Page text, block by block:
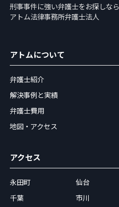
刑事事件に強い弁護士をお探しなら
アトム法律事務所弁護士法人
アトムについて
弁護士紹介
解決事例と実績
弁護士費用
地図・アクセス
アクセス
永田町 仙台
千葉
市川